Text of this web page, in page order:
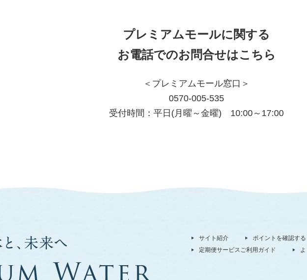
プレミアムモールに関する
お電話でのお問合せはこちら
＜プレミアムモール窓口＞
0570-005-535
受付時間：平日(月曜～金曜) 10:00～17:00
サイト紹介 ポイントを確認する
定期便サービスご利用ガイド